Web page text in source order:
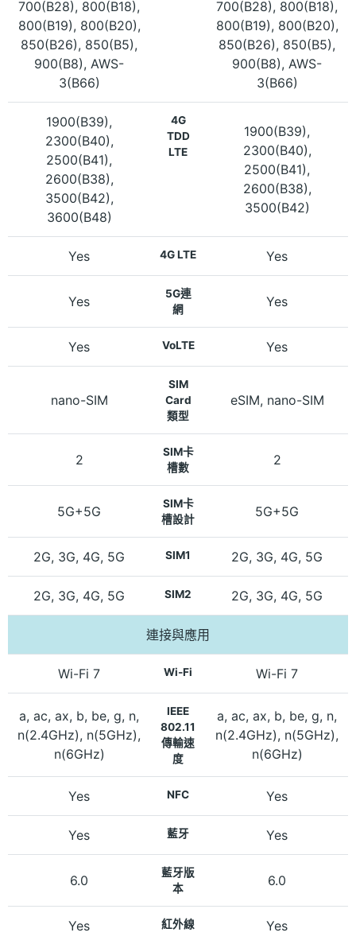
700(B28), 800(B18),
800(B19), 800(B20),
850(B26), 850(B5),
900(B8), AWS-
3(B66)
700(B28), 800(B18),
800(B19), 800(B20),
850(B26), 850(B5),
900(B8), AWS-
3(B66)
1900(B39),
2300(B40),
2500(B41),
2600(B38),
3500(B42),
3600(B48)
4G
TDD
LTE
1900(B39),
2300(B40),
2500(B41),
2600(B38),
3500(B42)
Yes 4G LTE Yes
Yes
5G連
網
Yes
Yes VoLTE Yes
nano-SIM
SIM
Card
類型
eSIM, nano-SIM
2
SIM卡
槽數
2
5G+5G
SIM卡
槽設計
5G+5G
2G, 3G, 4G, 5G SIM1 2G, 3G, 4G, 5G
2G, 3G, 4G, 5G SIM2 2G, 3G, 4G, 5G
連接與應用
Wi-Fi 7 Wi-Fi Wi-Fi 7
a, ac, ax, b, be, g, n,
n(2.4GHz), n(5GHz),
n(6GHz)
IEEE
802.11
傳輸速
度
a, ac, ax, b, be, g, n,
n(2.4GHz), n(5GHz),
n(6GHz)
Yes NFC Yes
Yes 藍牙 Yes
6.0
藍牙版
本
6.0
Yes 紅外線 Yes